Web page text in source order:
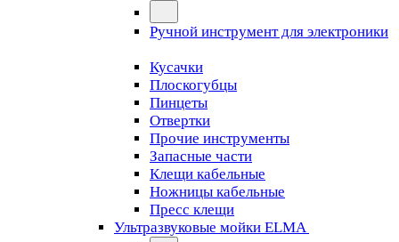
Ручной инструмент для электроники
Кусачки
Плоскогубцы
Пинцеты
Отвертки
Прочие инструменты
Запасные части
Клещи кабельные
Ножницы кабельные
Пресс клещи
Ультразвуковые мойки ELMA